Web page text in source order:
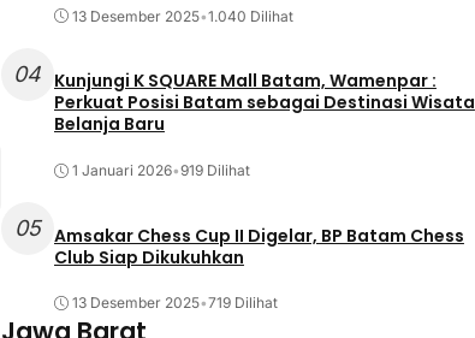
13 Desember 2025•1.040 Dilihat
04 Kunjungi K SQUARE Mall Batam, Wamenpar :
Perkuat Posisi Batam sebagai Destinasi Wisata
Belanja Baru
1 Januari 2026•919 Dilihat
05 Amsakar Chess Cup II Digelar, BP Batam Chess
Club Siap Dikukuhkan
13 Desember 2025•719 Dilihat